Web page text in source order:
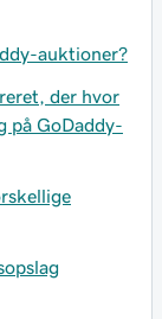
auktioner?
der hvor
på GoDaddy-